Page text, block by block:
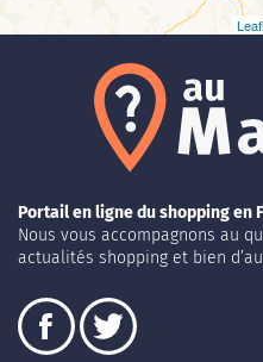
Portail en ligne du shopping en
Nous vous accompagnons au
actualités shopping et bien